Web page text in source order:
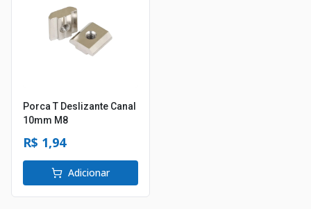
Porca T Deslizante Canal
10mm M8
R$ 1,94
Adicionar